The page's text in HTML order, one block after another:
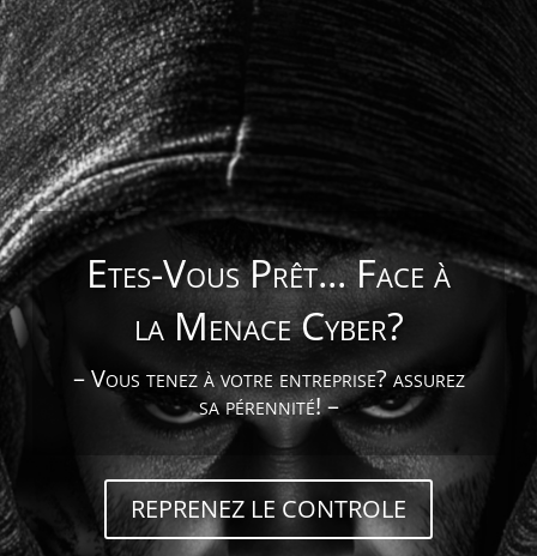
Etes-Vous Prêt... Face à
la Menace Cyber?
– Vous tenez à votre entreprise? assurez
sa pérennité! –
REPRENEZ LE CONTROLE